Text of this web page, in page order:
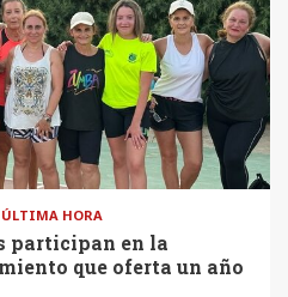
ÚLTIMA HORA
participan en la
que oferta un año